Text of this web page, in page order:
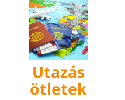
content
Utazás
ötletek